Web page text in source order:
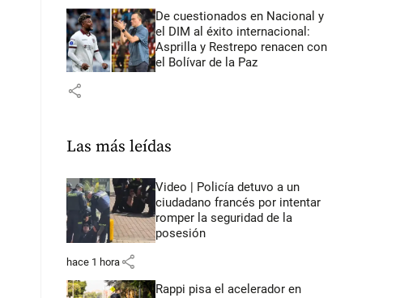
De cuestionados en Nacional y
el DIM al éxito internacional:
Asprilla y Restrepo renacen con
el Bolívar de la Paz
share
Las más leídas
Video | Policía detuvo a un
ciudadano francés por intentar
romper la seguridad de la
posesión
hace 1 hora share
Rappi pisa el acelerador en